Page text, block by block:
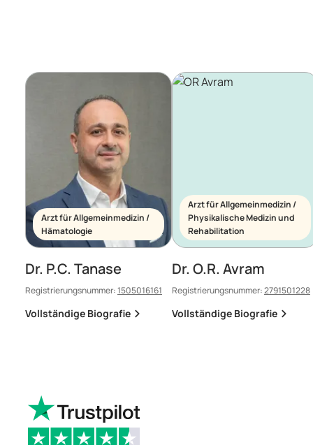
Arzt für Allgemeinmedizin /
Hämatologie
Dr. P.C. Tanase
Registrierungsnummer:1505016161
Vollständige Biografie
Arzt für Allgemeinmedizin /
Physikalische Medizin und
Rehabilitation
Dr. O.R. Avram
Registrierungsnummer:2791501228
Vollständige Biografie